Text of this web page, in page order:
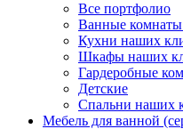
Все портфолио
Ванные
Кухни наших
Шкафы наших
Гардеробные
Детские
Спальни наших
Мебель для ванной